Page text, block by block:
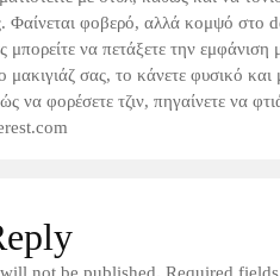
Φαίνεται φοβερό, αλλά κομψό στο
μπορείτε να πετάξετε την
μακιγιάζ σας, το κάνετε φυσικό
να φορέσετε τζιν, πηγαίνετε να